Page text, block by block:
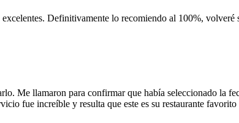
Definitivamente lo recomiendo al 100%, volveré
Me llamaron para confirmar que había seleccionado la
fue increíble y resulta que este es su restaurante